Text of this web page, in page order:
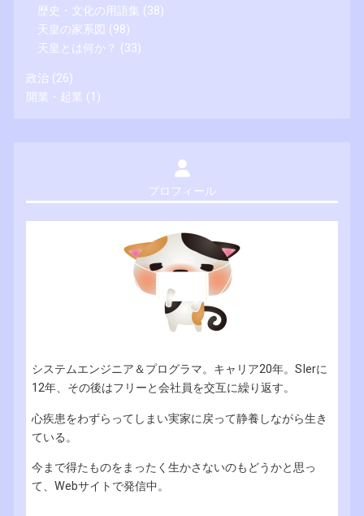
歴史・文化の用語集 (38)
天皇の家系図 (98)
天皇とは何か？ (33)
政治 (26)
開業・起業 (1)
プロフィール
システムエンジニア＆プログラマ。キャリア20年。SIerに
12年、その後はフリーと会社員を交互に繰り返す。
心疾患をわずらってしまい実家に戻って静養しながら生き
ている。
今まで得たものをまったく生かさないのもどうかと思っ
て、Webサイトで発信中。